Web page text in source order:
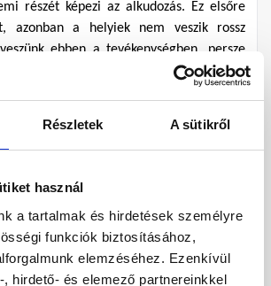
Részletek A sütikről
használ
a tartalmak és hirdetések személyre
funkciók biztosításához,
elemzéséhez. Ezenkívül
hirdető- és elemező partnereinkkel
részét képezi az alkudozás. Ez elsőre
azonban a helyiek nem veszik rossz
ebben a tevékenységben, persze
irányukba. Bizonyos értelemben erre
portékájukat.
a szállodai személyzetet, hogy
számítsunk, ha szeretnénk venni
vagy éppen mi az az összeg, amit
a taxiért.